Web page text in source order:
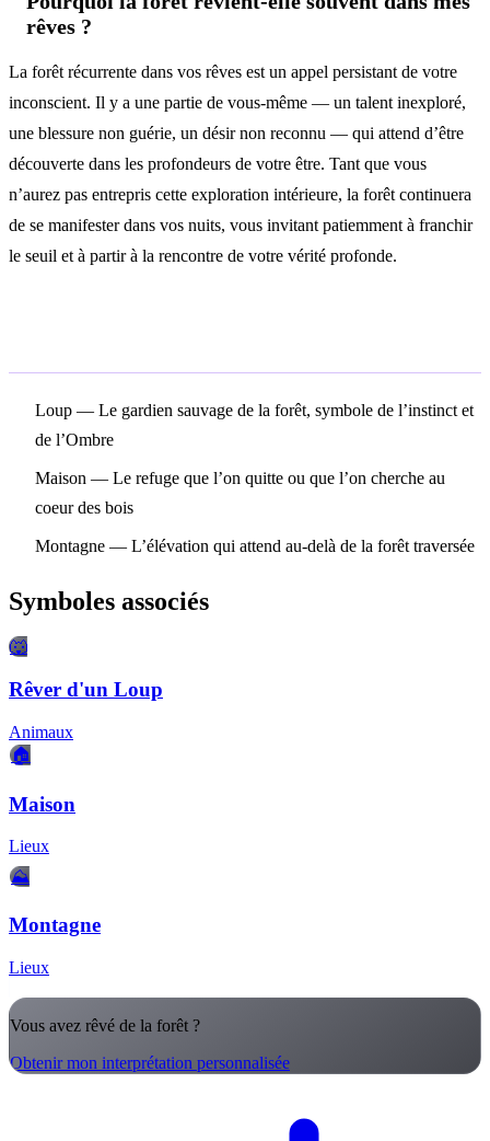
rêves ?
La forêt récurrente dans vos rêves est un appel persistant de votre
inconscient. Il y a une partie de vous-même — un talent inexploré,
une blessure non guérie, un désir non reconnu — qui attend d’être
découverte dans les profondeurs de votre être. Tant que vous
n’aurez pas entrepris cette exploration intérieure, la forêt continuera
de se manifester dans vos nuits, vous invitant patiemment à franchir
le seuil et à partir à la rencontre de votre vérité profonde.
Loup — Le gardien sauvage de la forêt, symbole de l’instinct et
de l’Ombre
Maison — Le refuge que l’on quitte ou que l’on cherche au
coeur des bois
Montagne — L’élévation qui attend au-delà de la forêt traversée
Symboles associés
🐺
Rêver d'un Loup
Animaux
🏠
Maison
Lieux
⛰️
Montagne
Lieux
Vous avez rêvé de la forêt ?
Obtenir mon interprétation personnalisée